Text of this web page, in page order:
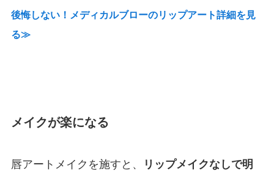
後悔しない！メディカルブローのリップアート詳細を見
る≫
メイクが楽になる
唇アートメイクを施すと、
リップメイクなしで明